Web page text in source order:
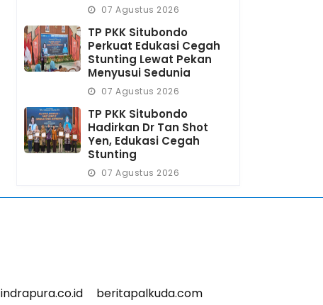
07 Agustus 2026
TP PKK Situbondo
Perkuat Edukasi Cegah
Stunting Lewat Pekan
Menyusui Sedunia
07 Agustus 2026
TP PKK Situbondo
Hadirkan Dr Tan Shot
Yen, Edukasi Cegah
Stunting
07 Agustus 2026
indrapura.co.id
beritapalkuda.com